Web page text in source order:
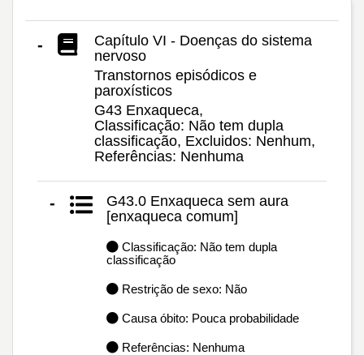
-
Capítulo VI - Doenças do sistema
nervoso
Transtornos episódicos e
paroxísticos
G43 Enxaqueca,
Classificação: Não tem dupla
classificação, Excluidos: Nenhum,
Referências: Nenhuma
-
G43.0 Enxaqueca sem aura
[enxaqueca comum]
Classificação: Não tem dupla
classificação
Restrição de sexo: Não
Causa óbito: Pouca probabilidade
Referências: Nenhuma